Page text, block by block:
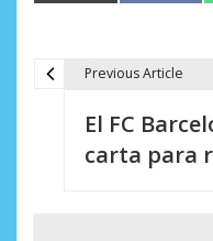
Previous Article
El FC
carta para